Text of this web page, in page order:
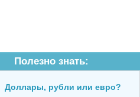
Полезно знать:
Доллары, рубли или евро?